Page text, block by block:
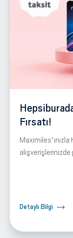
Fırsatı!
Maximiles'ınızla
Detaylı Bilgi